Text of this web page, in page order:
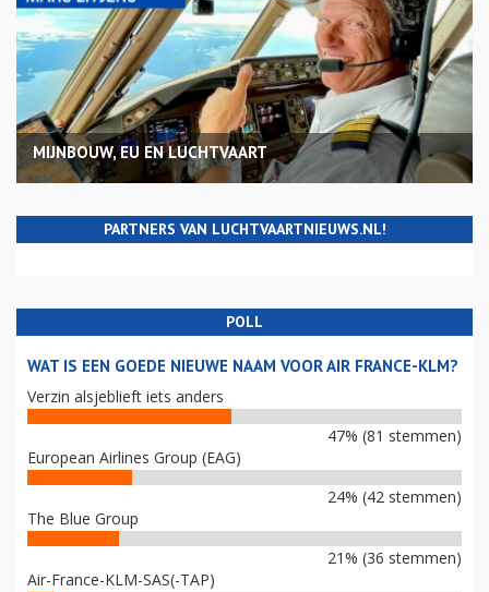
MIJNBOUW, EU EN LUCHTVAART
PARTNERS VAN LUCHTVAARTNIEUWS.NL!
POLL
WAT IS EEN GOEDE NIEUWE NAAM VOOR AIR FRANCE-KLM?
Verzin alsjeblieft iets anders
47% (81 stemmen)
European Airlines Group (EAG)
24% (42 stemmen)
The Blue Group
21% (36 stemmen)
Air-France-KLM-SAS(-TAP)